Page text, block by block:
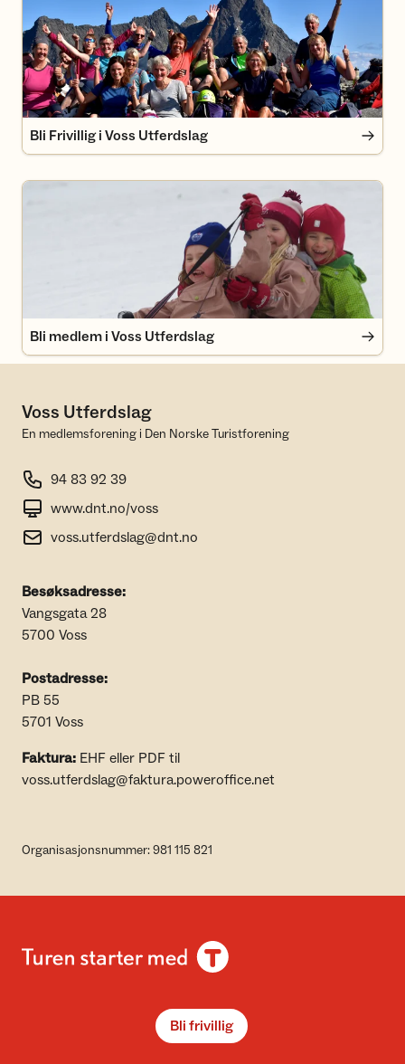
Bli Frivillig i Voss Utferdslag
Bli medlem i Voss Utferdslag
Bli medlem i Voss Utferdslag
Voss Utferdslag
En medlemsforening i Den Norske Turistforening
94 83 92 39
www.dnt.no/voss
voss.utferdslag@dnt.no
Besøksadresse:
Vangsgata 28
5700 Voss
Postadresse:
PB 55
5701 Voss
Faktura: EHF eller PDF til
voss.utferdslag@faktura.poweroffice.net
Organisasjonsnummer: 981 115 821
Bli frivillig